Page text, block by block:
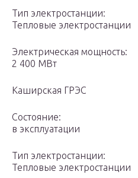
Тип электростанции:
Тепловые электростанции
Электрическая мощность:
2 400 МВт
Каширская ГРЭС
Состояние:
в эксплуатации
Тип электростанции:
Тепловые электростанции